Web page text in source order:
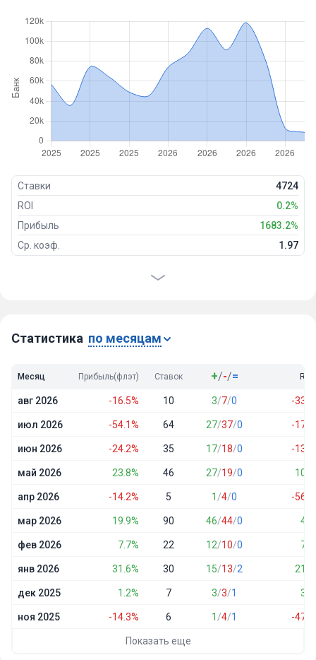
Ставки
4724
ROI
0.2%
Прибыль
1683.2%
Ср. коэф.
1.97
Проигрыши
Статистика по месяцам
Месяц Прибыль(флэт) Ставок +/-/= ROI
авг 2026 -16.5% 10 3/7/0 -33.2
июл 2026 -54.1% 64 27/37/0 -17.1
июн 2026 -24.2% 35 17/18/0 -13.8
май 2026 23.8% 46 27/19/0 10.4
апр 2026 -14.2% 5 1 /4/0 -56.6
мар 2026 19.9% 90 46/44/0 4.6
фев 2026 7.7% 22 12/10/0 7.3
янв 2026 31.6% 30 15/13/2 21.1
дек 2025 1.2% 7 3/3/1 3.4
ноя 2025 -14.3% 6 1 /4/1 -47.5
Показать еще